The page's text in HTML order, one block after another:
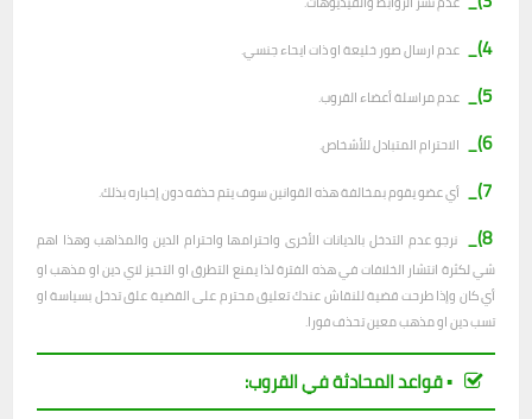
4)_ عدم ارسال صور خليعة او ذات ايحاء جنسي.
5)_ عدم مراسلة أعضاء القروب.
6)_ الاحترام المتبادل للأشخاص.
7)_ أي عضو يقوم بمخالفة هذه القوانين سوف يتم حذفه دون إخباره بذلك.
8)_
نرجو عدم التدخل بالديانات الأخرى واحترامها واحترام الدين والمذاهب وهذا اهم
شي لكثرة انتشار الخلافات في هذه الفترة لذا يمنع التطرق او التحيز لاي دين او مذهب او
أي كان وإذا طرحت قضية للنقاش عندك تعليق محترم على القضية علق تدخل بسياسة او
تسب دين او مذهب معين تحذف فورا.
▪︎ قواعد المحادثة في القروب: